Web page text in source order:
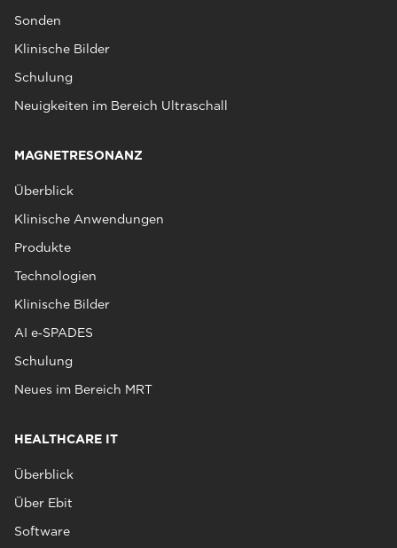
Sonden
Klinische Bilder
Schulung
Neuigkeiten im Bereich Ultraschall
MAGNETRESONANZ
Überblick
Klinische Anwendungen
Produkte
Technologien
Klinische Bilder
AI e‑SPADES
Schulung
Neues im Bereich MRT
HEALTHCARE IT
Überblick
Über Ebit
Software